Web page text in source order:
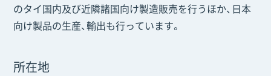
のタイ国内及び近隣諸国向け製造販売を行うほか、日本
向け製品の生産、輸出も行っています。
所在地